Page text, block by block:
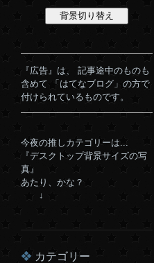
『広告』は、 記事途中のものも
含めて 「はてなブログ」の方で
付けられているものです。
今夜の推しカテゴリーは...
『デスクトップ背景サイズの写
真』
あたり、かな？
↓
カテゴリー